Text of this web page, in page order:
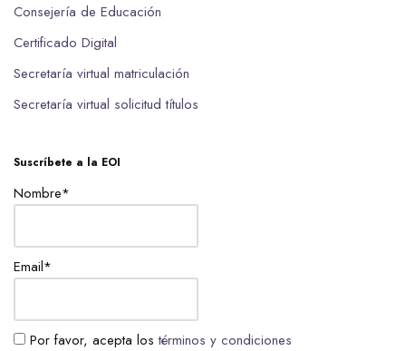
Consejería de Educación
Certificado Digital
Secretaría virtual matriculación
Secretaría virtual solicitud títulos
Suscríbete a la EOI
Nombre*
Email*
Por favor, acepta lostérminos y condiciones